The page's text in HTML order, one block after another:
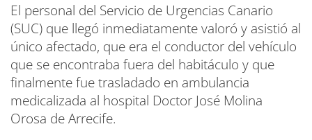
El personal del Servicio de Urgencias Canario
(SUC) que llegó inmediatamente valoró y asistió al
único afectado, que era el conductor del vehículo
que se encontraba fuera del habitáculo y que
finalmente fue trasladado en ambulancia
medicalizada al hospital Doctor José Molina
Orosa de Arrecife.